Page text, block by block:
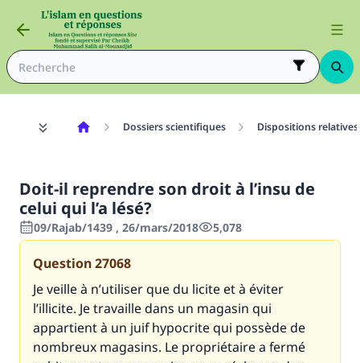
Dossiers scientifiques Dispositions
Doit-il reprendre son droit à l’insu de
celui qui l’a lésé?
09/Rajab/1439 , 26/mars/2018 5,078
Question27068
Je veille à n’utiliser que du licite et à éviter
l’illicite. Je travaille dans un magasin qui
appartient à un juif hypocrite qui possède de
nombreux magasins. Le propriétaire a fermé